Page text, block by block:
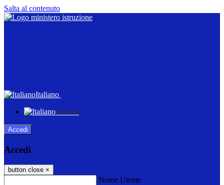
Salta al contenuto
Italiano
Italiano
Accedi
Accedi
button close ×
Nome Utente